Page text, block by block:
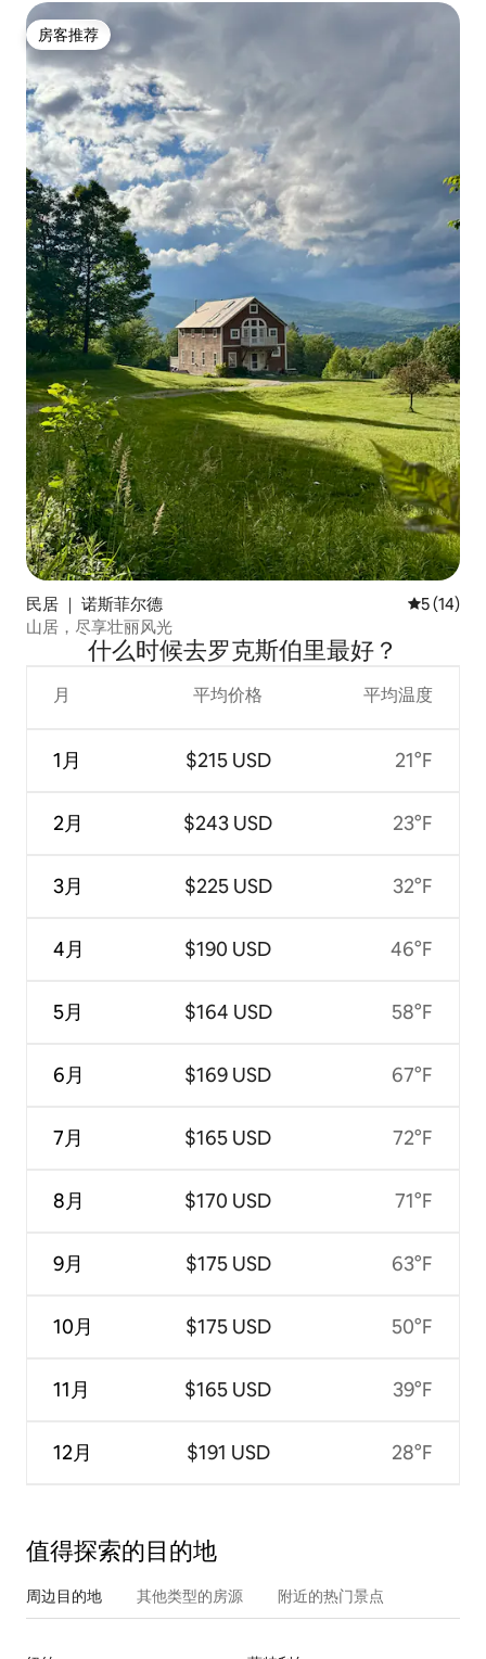
房客推荐
房客推荐
民居 ｜ 诺斯菲尔德 平均评分
5 (14)
山居，尽享壮丽风光
什么时候去罗克斯伯里最好？
月
1月
2月
3月
4月
5月
6月
7月
8月
9月
10月
11月
12月
平均价格
$215 USD
$243 USD
$225 USD
$190 USD
$164 USD
$169 USD
$165 USD
$170 USD
$175 USD
$175 USD
$165 USD
$191 USD
平均温度
21°F
23°F
32°F
46°F
58°F
67°F
72°F
71°F
63°F
50°F
39°F
28°F
值得探索的目的地
周边目的地 其他类型的房源 附近的热门景点